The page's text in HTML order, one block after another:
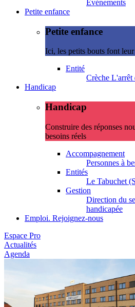
Evénements
Petite enfance
Petite enfance
Ici, les petits bouts font
Entité
Crèche L'arrêt
Handicap
Handicap
Construire des réponses
besoins réels
Accompagnement
Personnes à
Entités
Le Tabuchet
Gestion
Direction du
handicapée
Emploi. Rejoignez-nous
Espace Pro
Actualités
Agenda